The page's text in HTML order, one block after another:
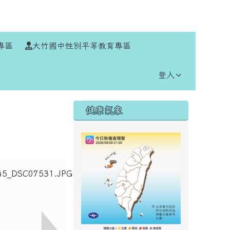
區 大竹國中性別平等教育專區
登入
右邊區域內容
健康氣象